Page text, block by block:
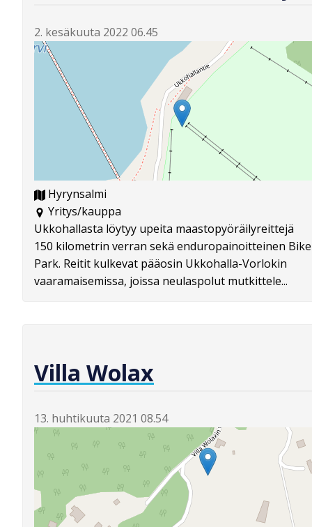
2. kesäkuuta 2022 06.45
Hyrynsalmi
Yritys/kauppa
Ukkohallasta löytyy upeita maastopyöräilyreittejä
150 kilometrin verran sekä enduropainoitteinen Bike
Park. Reitit kulkevat pääosin Ukkohalla-Vorlokin
vaaramaisemissa, joissa neulaspolut mutkittele...
Villa Wolax
13. huhtikuuta 2021 08.54